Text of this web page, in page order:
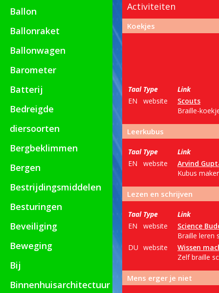
Ballon
Ballonraket
Ballonwagen
Barometer
Batterij
Bedreigde
diersoorten
Bergbeklimmen
Bergen
Bestrijdingsmiddelen
Besturingen
Beveiliging
Beweging
Bij
Binnenhuisarchitectuur
Activiteiten
Koekjes
Taal Type
Link
EN
website
Scouts
Braille-
Leerkubus
Taal Type
Link
EN
website
Arvind
Kubus
Lezen en schrijven
Taal Type
Link
EN
website
Science
Braille leren
DU website
Wissen
Zelf braille
Mens erger je niet